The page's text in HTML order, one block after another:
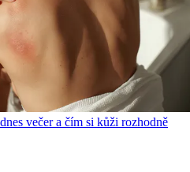
večer a čím si kůži rozhodně